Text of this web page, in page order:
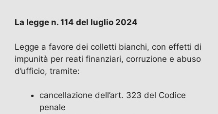
La legge n. 114 del luglio 2024
Legge a favore dei colletti bianchi, con effetti di
impunità per reati finanziari, corruzione e abuso
d’ufficio, tramite:
cancellazione dell’art. 323 del Codice
penale